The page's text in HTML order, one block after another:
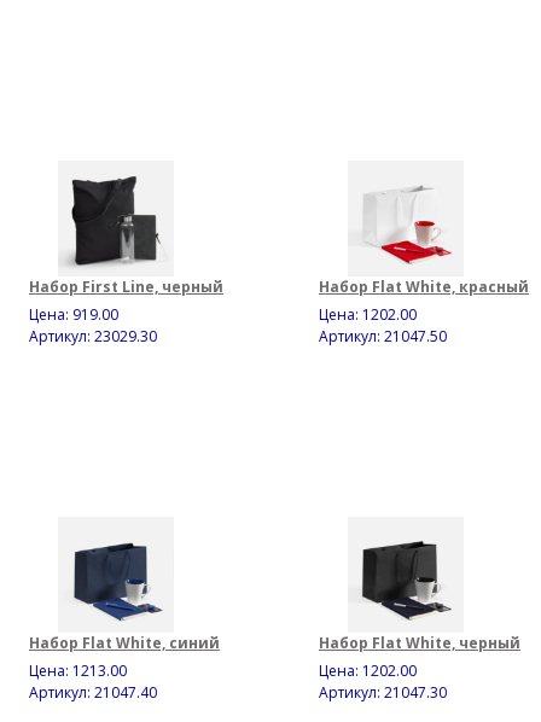
Набор First Line, черный
Цена: 919.00
Артикул: 23029.30
Набор Flat White, красный
Цена: 1202.00
Артикул: 21047.50
Набор Flat White, синий
Цена: 1213.00
Артикул: 21047.40
Набор Flat White, черный
Цена: 1202.00
Артикул: 21047.30